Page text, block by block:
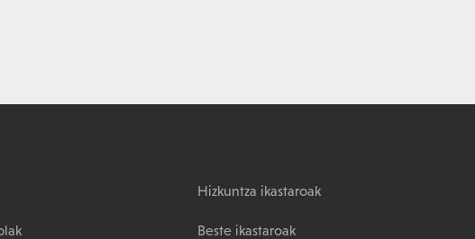
Hizkuntza ikastaroak
Beste ikastaroak